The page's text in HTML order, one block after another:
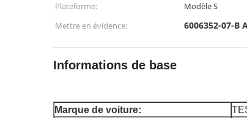
Plateforme:
Modèle S
Mettre en évidence:
6006352-07-B
Informations de base
Marque de voiture: